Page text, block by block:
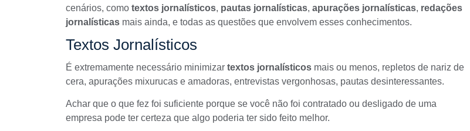
cenários, como textos jornalísticos, pautas jornalísticas, apurações jornalísticas, redações
jornalísticas mais ainda, e todas as questões que envolvem esses conhecimentos.
Textos Jornalísticos
É extremamente necessário minimizar textos jornalísticos mais ou menos, repletos de nariz de
cera, apurações mixurucas e amadoras, entrevistas vergonhosas, pautas desinteressantes.
Achar que o que fez foi suficiente porque se você não foi contratado ou desligado de uma
empresa pode ter certeza que algo poderia ter sido feito melhor.